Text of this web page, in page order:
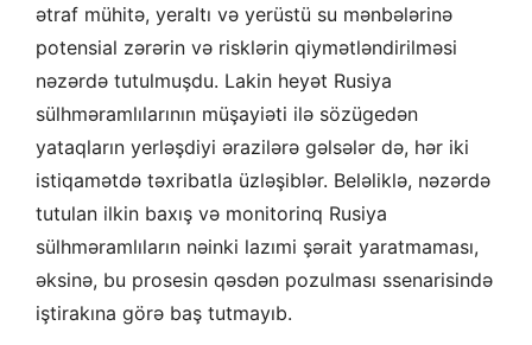
ətraf mühitə, yeraltı və yerüstü su mənbələrinə
potensial zərərin və risklərin qiymətləndirilməsi
nəzərdə tutulmuşdu. Lakin heyət Rusiya
sülhməramlılarının müşayiəti ilə sözügedən
yataqların yerləşdiyi ərazilərə gəlsələr də, hər iki
istiqamətdə təxribatla üzləşiblər. Beləliklə, nəzərdə
tutulan ilkin baxış və monitorinq Rusiya
sülhməramlıların nəinki lazımi şərait yaratmaması,
əksinə, bu prosesin qəsdən pozulması ssenarisində
iştirakına görə baş tutmayıb.